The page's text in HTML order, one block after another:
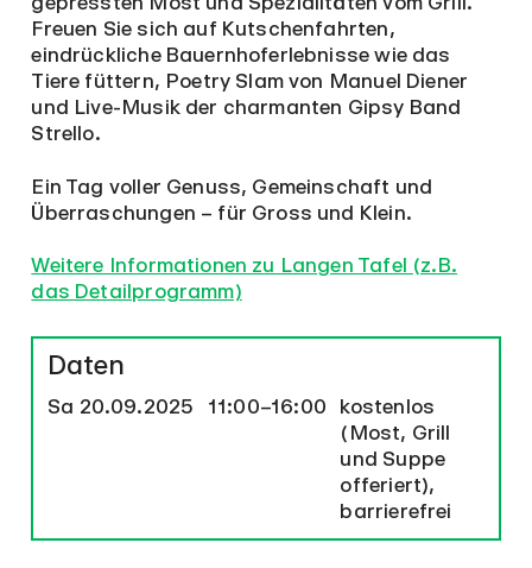
Freuen Sie sich auf Kutschenfahrten,
eindrückliche Bauernhoferlebnisse wie das
Tiere füttern, Poetry Slam von Manuel Diener
und Live-Musik der charmanten Gipsy Band
Strello.
Ein Tag voller Genuss, Gemeinschaft und
Überraschungen – für Gross und Klein.
Weitere Informationen zu Langen Tafel (z.B.
das Detailprogramm)
Daten
Sa 20.09.2025 11:00–16:00
kostenlos
(Most, Grill
und Suppe
offeriert),
barrierefrei